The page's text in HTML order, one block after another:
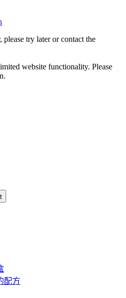
please try later or contact the
website functionality. Please
配方